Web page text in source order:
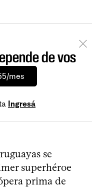
de vos
mes
Ingresá
se
superhéroe
prima de